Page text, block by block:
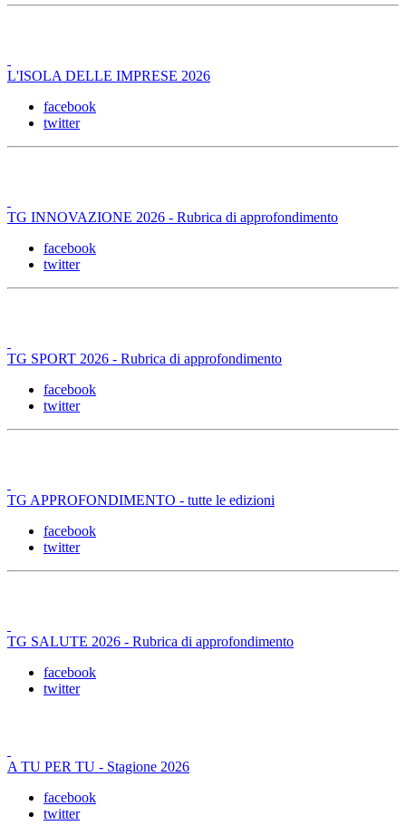
L'ISOLA DELLE IMPRESE 2026
facebook
twitter
TG INNOVAZIONE 2026 - Rubrica di approfondimento
facebook
twitter
TG SPORT 2026 - Rubrica di approfondimento
facebook
twitter
TG APPROFONDIMENTO - tutte le edizioni
facebook
twitter
TG SALUTE 2026 - Rubrica di approfondimento
facebook
twitter
A TU PER TU - Stagione 2026
facebook
twitter